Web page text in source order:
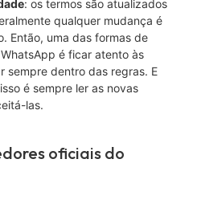
: os termos são atualizados
qualquer mudança é
Então, uma das formas de
é ficar atento às
sempre dentro das regras. E
é sempre ler as novas
las.
oficiais do